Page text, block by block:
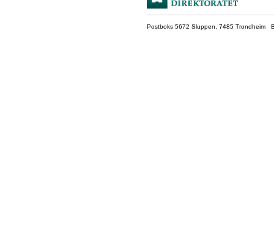
Postboks 5672 Sluppen, 7485 Trondheim